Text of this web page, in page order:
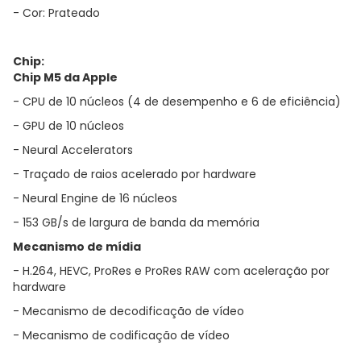
- Cor: Prateado
Chip:
Chip M5 da Apple
- CPU de 10 núcleos (4 de desempenho e 6 de eficiência)
- GPU de 10 núcleos
- Neural Accelerators
- Traçado de raios acelerado por hardware
- Neural Engine de 16 núcleos
- 153 GB/s de largura de banda da memória
Mecanismo de mídia
- H.264, HEVC, ProRes e ProRes RAW com aceleração por
hardware
- Mecanismo de decodificação de vídeo
- Mecanismo de codificação de vídeo